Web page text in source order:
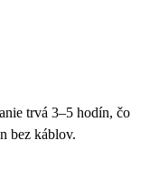
trvá 3–5 hodín, čo
bez káblov.